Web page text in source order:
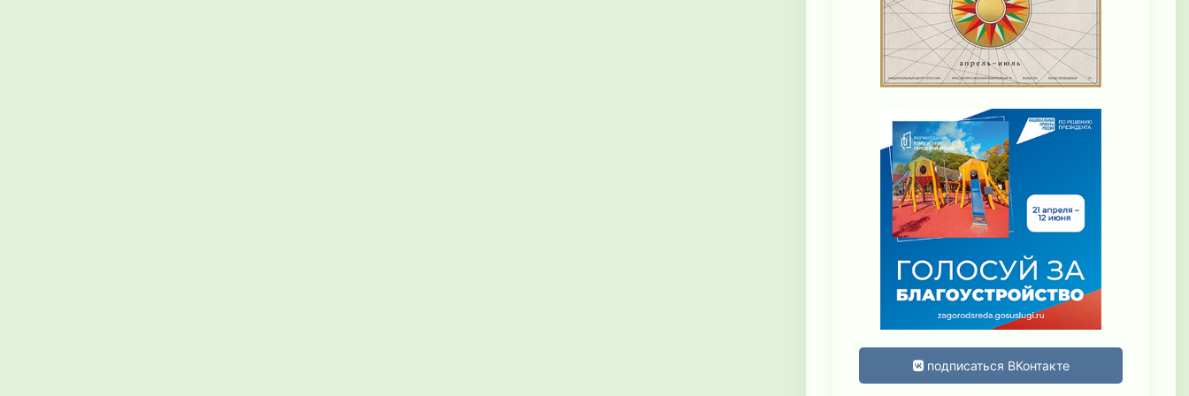
подписаться ВКонтакте